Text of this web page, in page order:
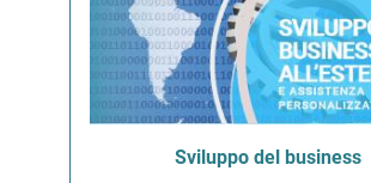
Sviluppo del business